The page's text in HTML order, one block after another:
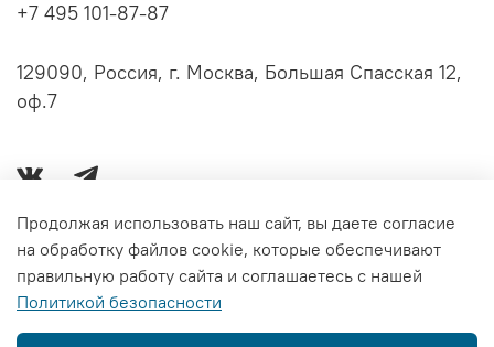
Серии книг
Информация
+7 495 101-87-87
129090, Россия, г. Москва, Большая Спасская 12,
оф.7
Продолжая использовать наш сайт, вы даете согласие
на обработку файлов cookie, которые обеспечивают
правильную работу сайта и соглашаетесь с нашей
Политикой безопасности